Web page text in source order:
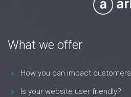
What we offer
How you can impact customers
Is your website user friendly?